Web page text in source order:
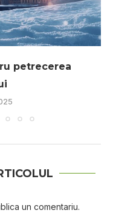
petrecerea
un comentariu.